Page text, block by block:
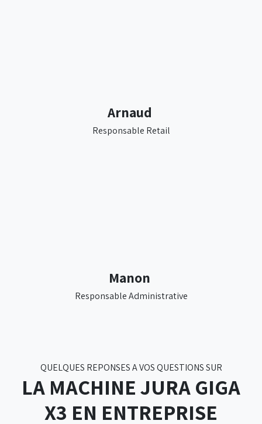
Arnaud
Responsable Retail
Manon
Responsable Administrative
QUELQUES REPONSES A VOS QUESTIONS SUR
LA MACHINE JURA GIGA
X3 EN ENTREPRISE